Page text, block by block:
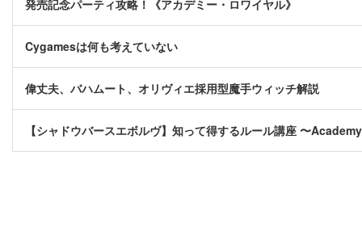
発売記念パーティ攻略！《アカデミー・ロワイヤル》
Cygamesは何も考えていない
偉丈夫、バハムート、オリヴィエ採用型魔手ウィッチ解説
【シャドウバースエボルヴ】知って得するルール講座 〜